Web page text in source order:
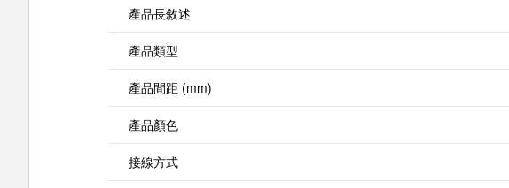
產品長敘述
產品類型
產品間距 (mm)
產品顏色
接線方式